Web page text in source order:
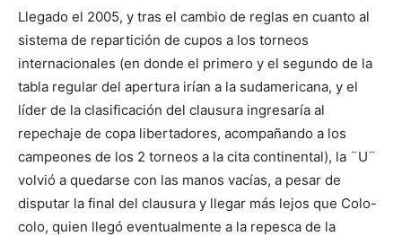
Llegado el 2005, y tras el cambio de reglas en cuanto al
sistema de repartición de cupos a los torneos
internacionales (en donde el primero y el segundo de la
tabla regular del apertura irían a la sudamericana, y el
líder de la clasificación del clausura ingresaría al
repechaje de copa libertadores, acompañando a los
campeones de los 2 torneos a la cita continental), la ¨U¨
volvió a quedarse con las manos vacías, a pesar de
disputar la final del clausura y llegar más lejos que Colo-
colo, quien llegó eventualmente a la repesca de la